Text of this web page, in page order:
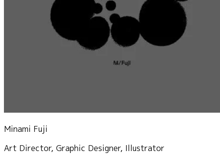
Minami Fuji
Art Director, Graphic Designer, Illustrator